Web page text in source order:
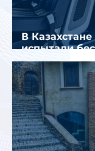
В
испытали
аэротакси с